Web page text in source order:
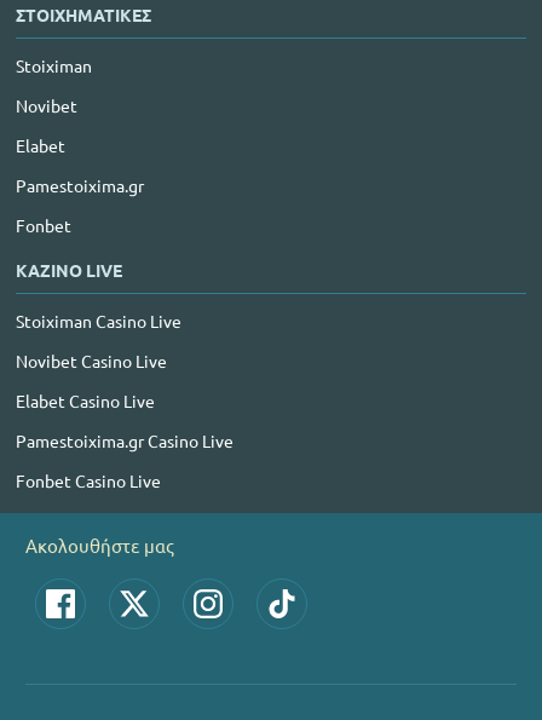
ΣΤΟΙΧΗΜΑΤΙΚΕΣ
Stoiximan
Novibet
Elabet
Pamestoixima.gr
Fonbet
ΚΑΖΙΝΟ LIVE
Stoiximan Casino Live
Novibet Casino Live
Elabet Casino Live
Pamestoixima.gr Casino Live
Fonbet Casino Live
Ακολουθήστε μας